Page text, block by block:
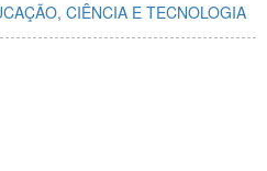
CIÊNCIA E TECNOLOGIA